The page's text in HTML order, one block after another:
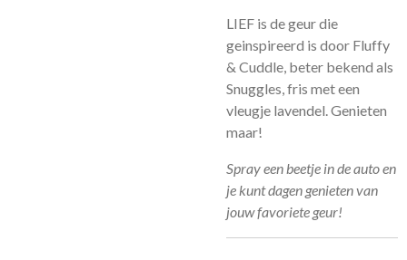
LIEF is de geur die
geinspireerd is door Fluffy
& Cuddle, beter bekend als
Snuggles, fris met een
vleugje lavendel. Genieten
maar!
Spray een beetje in de auto en
je kunt dagen genieten van
jouw favoriete geur!